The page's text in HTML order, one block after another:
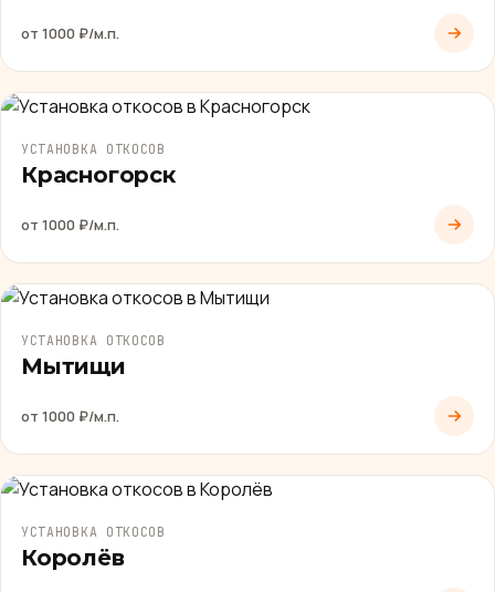
от 1000 ₽/м.п.
УСТАНОВКА ОТКОСОВ
Красногорск
от 1000 ₽/м.п.
УСТАНОВКА ОТКОСОВ
Мытищи
от 1000 ₽/м.п.
УСТАНОВКА ОТКОСОВ
Королёв